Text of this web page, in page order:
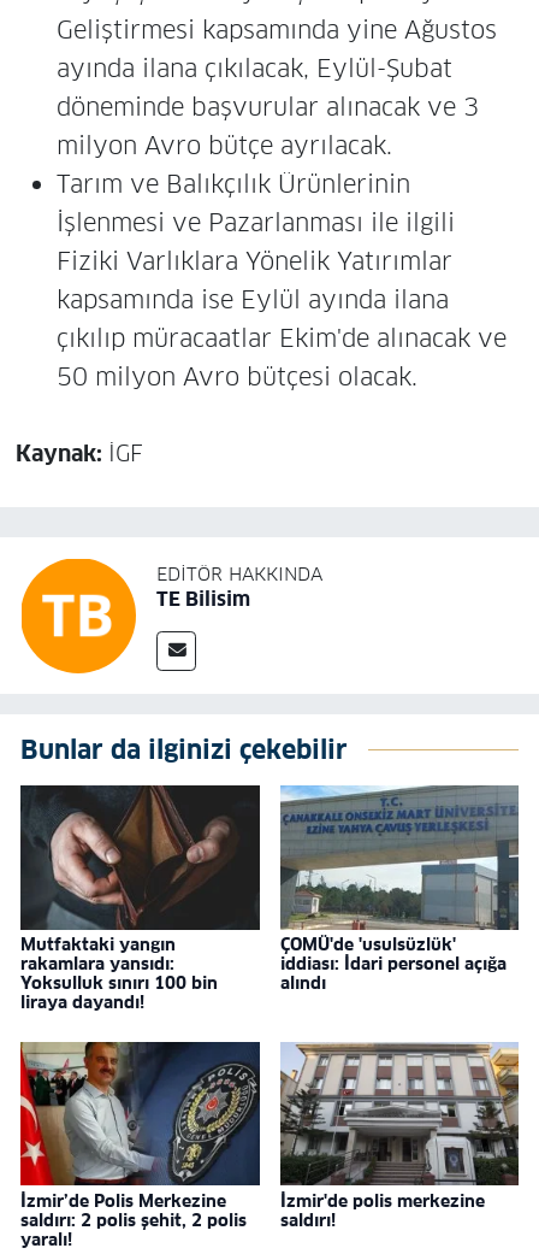
Geliştirmesi kapsamında yine Ağustos
ayında ilana çıkılacak, Eylül-Şubat
döneminde başvurular alınacak ve 3
milyon Avro bütçe ayrılacak.
Tarım ve Balıkçılık Ürünlerinin
İşlenmesi ve Pazarlanması ile ilgili
Fiziki Varlıklara Yönelik Yatırımlar
kapsamında ise Eylül ayında ilana
çıkılıp müracaatlar Ekim'de alınacak ve
50 milyon Avro bütçesi olacak.
Kaynak: İGF
EDITÖR HAKKINDA
TE Bilisim
Bunlar da ilginizi çekebilir
Mutfaktaki yangın
rakamlara yansıdı:
Yoksulluk sınırı 100 bin
liraya dayandı!
ÇOMÜ'de 'usulsüzlük'
iddiası: İdari personel açığa
alındı
İzmir’de Polis Merkezine
saldırı: 2 polis şehit, 2 polis
yaralı!
İzmir'de polis merkezine
saldırı!